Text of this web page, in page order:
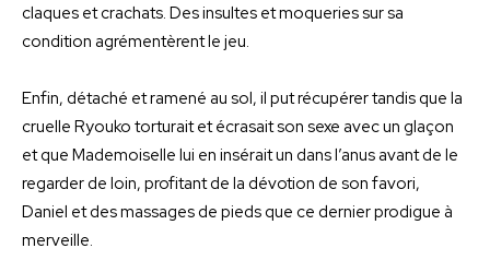
claques et crachats. Des insultes et moqueries sur sa
condition agrémentèrent le jeu.
Enfin, détaché et ramené au sol, il put récupérer tandis que la
cruelle Ryouko torturait et écrasait son sexe avec un glaçon
et que Mademoiselle lui en insérait un dans l’anus avant de le
regarder de loin, profitant de la dévotion de son favori,
Daniel et des massages de pieds que ce dernier prodigue à
merveille.